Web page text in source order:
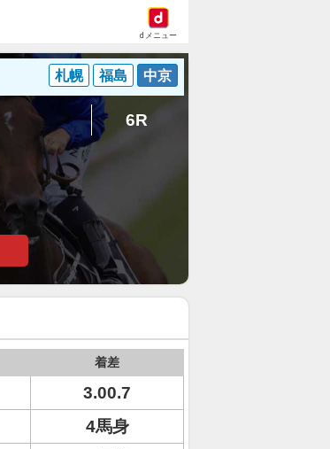
dメニュー
札幌 福島 中京
6R
着差
3.00.7
4馬身